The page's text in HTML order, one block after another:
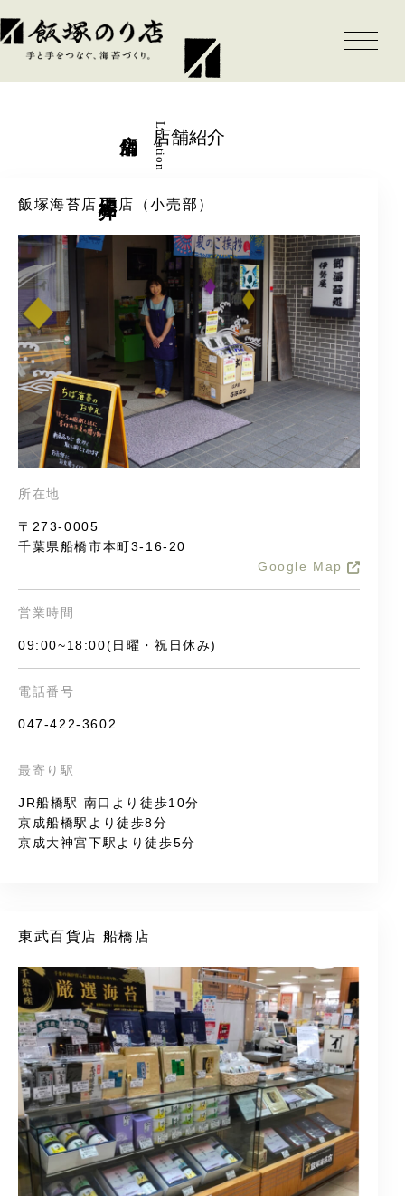
Location
店舗紹介
飯塚海苔店 本店（小売部）
所在地
〒273-0005
千葉県船橋市本町3-16-20
Google Map
営業時間
09:00~18:00(日曜・祝日休み)
電話番号
047-422-3602
最寄り駅
JR船橋駅 南口より徒歩10分
京成船橋駅より徒歩8分
京成大神宮下駅より徒歩5分
東武百貨店 船橋店